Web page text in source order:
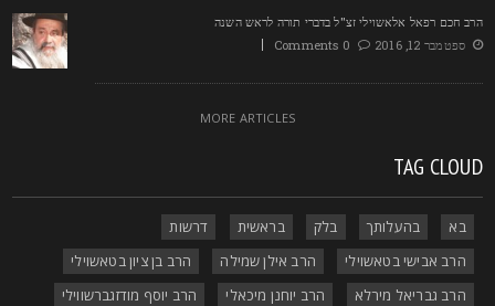
חכם רפאל אלאשוילי זצ"ל בדברי תורה לראש השנה
ספטמבר 12, 2016
0 Comments
MORE ARTICLES
TAG
בא בהעלותך בלק בראשית
דרשות
הרב אבישי בטאשוילי
הרב אילן שמילה
הרב בן ציון בטאשוילי
הרב גבריאל מירלא
הרב יוחנן מיכאלי
הרב יוסף מודזגברשווילי